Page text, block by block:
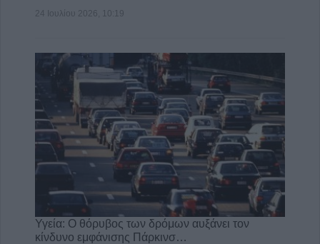
24 Ιουλίου 2026, 10:19
Υγεία: Ο θόρυβος των δρόμων αυξάνει τον
κίνδυνο εμφάνισης Πάρκινσ…